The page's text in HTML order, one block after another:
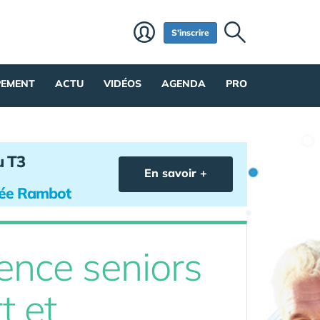
S'inscrire
ACTU VIDÉOS AGENDA PRO
T3
Rambot
En savoir +
seniors
et